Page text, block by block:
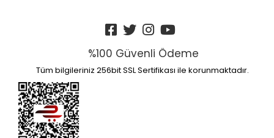
%100 Güvenli Ödeme
Tüm bilgileriniz 256bit SSL Sertifikası ile korunmaktadır.